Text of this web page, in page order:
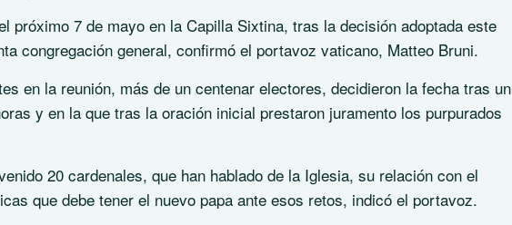
próximo 7 de mayo en la Capilla Sixtina, tras la decisión adoptada este
congregación general, confirmó el portavoz vaticano, Matteo Bruni.
en la reunión, más de un centenar electores, decidieron la fecha tras un
y en la que tras la oración inicial prestaron juramento los purpurados
20 cardenales, que han hablado de la Iglesia, su relación con el
que debe tener el nuevo papa ante esos retos, indicó el portavoz.